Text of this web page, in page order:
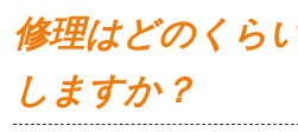
修理はどのくら
しますか？